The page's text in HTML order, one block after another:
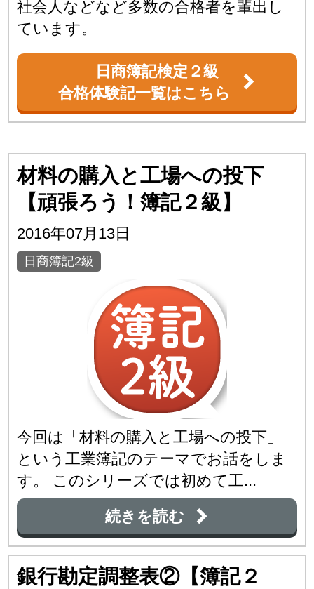
社会人などなど多数の合格者を輩出し
ています。
日商簿記検定２級
合格体験記一覧はこちら
材料の購入と工場への投下
【頑張ろう！簿記２級】
2016年07月13日
日商簿記2級
今回は「材料の購入と工場への投下」
という工業簿記のテーマでお話をしま
す。 このシリーズでは初めて工...
続きを読む
銀行勘定調整表②【簿記２